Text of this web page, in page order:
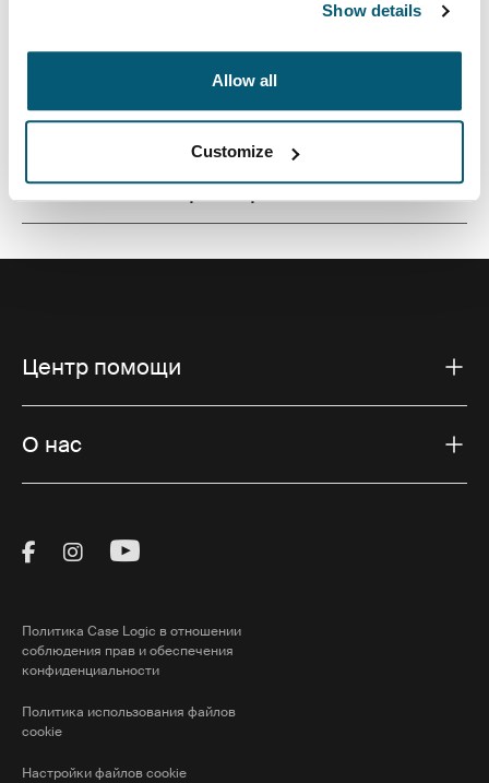
Show details
Allow all
Customize
Toggle features
Все характеристики
Toggle techspec
Технические характеристики
Центр помощи
О нас
Visit Thule on Facebook (external link)
Visit Thule on Instagram (external link)
Visit Thule on Youtube (external
Политика Case Logic в отношении
соблюдения прав и обеспечения
конфиденциальности
Политика использования файлов
cookie
Настройки файлов cookie